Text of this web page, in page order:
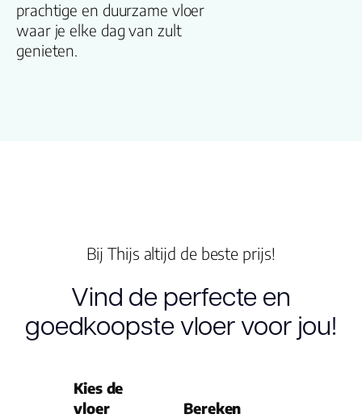
prachtige en duurzame vloer
waar je elke dag van zult
genieten.
Bij Thijs altijd de beste prijs!
Vind de perfecte en
goedkoopste vloer voor jou!
Kies de
vloer
Bereken